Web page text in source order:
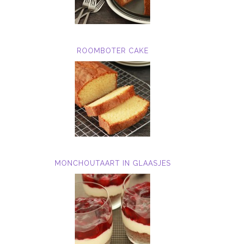
ROOMBOTER CAKE
MONCHOUTAART IN GLAASJES